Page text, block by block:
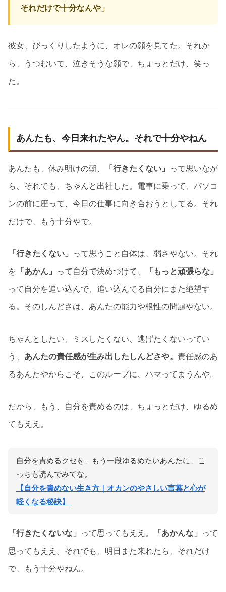
それだけで十分なんや」
彼女、びっくりしたように、オレの顔を見てた。それか
ら、うつむいて、泣きそうな顔で、ちょっとだけ、笑っ
た。
あんたも、今日来れたやん。それで十分やねん
あんたも、休み明けの朝、 「行きたくない」 って思いなが
ら、それでも、ちゃんと出社した。電車に乗って、パソコ
ンの前に座って、今日の仕事に向き合おうとしてる。それ
だけで、もう十分やで。
「行きたくない」 って思うこと自体は、弱さやない。それ
を 「あかん」 って自分で決めつけて、 「もっと頑張らな」
って自分を追い込んで、追い込んでる自分にまた絶望す
る。そのしんどさは、あんたの能力や根性の問題やない。
ちゃんとしたい、ミスしたくない、逃げたくないってい
う、 あんたの責任感が生み出したしんどさや。 責任感のあ
るあんたやからこそ、このループに、ハマってまうんや。
だから、もう、自分を責めるのは、ちょっとだけ、ゆるめ
てもええ。
自分を責めるクセを、もう一段ゆるめたいあんたに、こ
っちも読んでみてな。
【自分を責めない生き方｜オカンのやさしい言葉と心が
軽くなる秘訣】
「行きたくないな」 って思ってもええ。 「あかんな」 って
思ってもええ。それでも、明日また来れたら、それだけ
で、もう十分やねん。